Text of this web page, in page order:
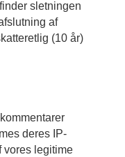
sletningen
af
(10 år)
deres IP-
vores legitime